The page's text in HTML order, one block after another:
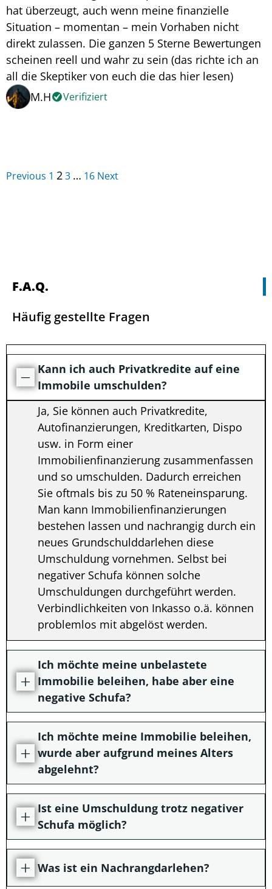
hat überzeugt, auch wenn meine finanzielle
Situation – momentan – mein Vorhaben nicht
direkt zulassen. Die ganzen 5 Sterne Bewertungen
scheinen reell und wahr zu sein (das richte ich an
all die Skeptiker von euch die das hier lesen)
M.H
Verifiziert
Navigation
Previous Seite
1 Seite
2Seite
3 … Seite
16 Next
F.A.Q.
Häufig gestellte Fragen
Kann ich auch Privatkredite auf eine
Immobile umschulden?
Ja, Sie können auch Privatkredite,
Autofinanzierungen, Kreditkarten, Dispo
usw. in Form einer
Immobilienfinanzierung zusammenfassen
und so umschulden. Dadurch erreichen
Sie oftmals bis zu 50 % Rateneinsparung.
Man kann Immobilienfinanzierungen
bestehen lassen und nachrangig durch ein
neues Grundschulddarlehen diese
Umschuldung vornehmen. Selbst bei
negativer Schufa können solche
Umschuldungen durchgeführt werden.
Verbindlichkeiten von Inkasso o.ä. können
problemlos mit abgelöst werden.
Ich möchte meine unbelastete
Immobilie beleihen, habe aber eine
negative Schufa?
Ich möchte meine Immobilie beleihen,
wurde aber aufgrund meines Alters
abgelehnt?
Ist eine Umschuldung trotz negativer
Schufa möglich?
Was ist ein Nachrangdarlehen?